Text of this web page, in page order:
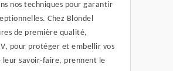
nos techniques pour garantir
Chez Blondel
de première qualité,
pour protéger et embellir vos
leur savoir-faire, prennent le